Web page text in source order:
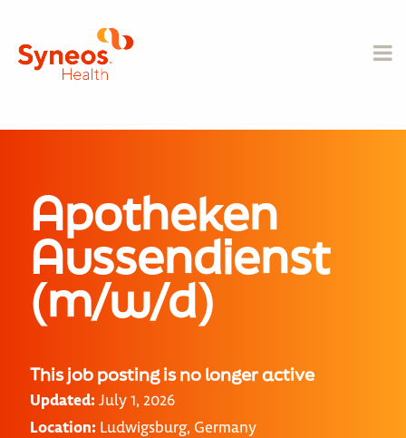
Apotheken
Aussendienst
(m/w/d)
This job posting is no longer active
Updated: July 1, 2026
Location: Ludwigsburg, Germany